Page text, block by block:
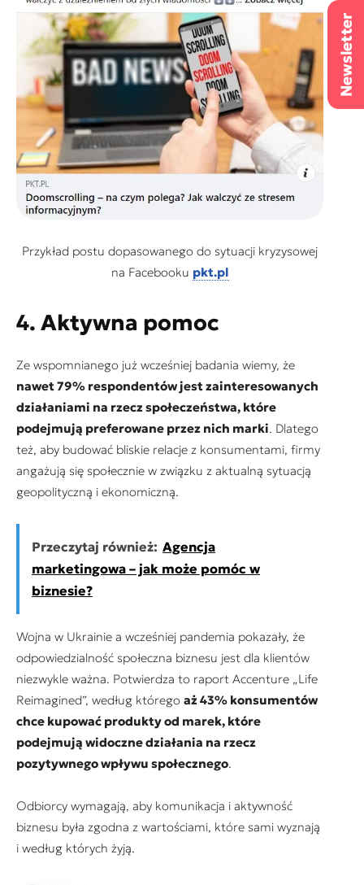
Przykład postu dopasowanego do sytuacji kryzysowej
na Facebooku pkt.pl
4. Aktywna pomoc
Ze wspomnianego już wcześniej badania wiemy, że
nawet 79% respondentów jest zainteresowanych
działaniami na rzecz społeczeństwa, które
podejmują preferowane przez nich marki. Dlatego
też, aby budować bliskie relacje z konsumentami, firmy
angażują się społecznie w związku z aktualną sytuacją
geopolityczną i ekonomiczną.
Przeczytaj również: Agencja
marketingowa – jak może pomóc w
biznesie?
Wojna w Ukrainie a wcześniej pandemia pokazały, że
odpowiedzialność społeczna biznesu jest dla klientów
niezwykle ważna. Potwierdza to raport Accenture „Life
Reimagined”, według którego aż 43% konsumentów
chce kupować produkty od marek, które
podejmują widoczne działania na rzecz
pozytywnego wpływu społecznego.
Odbiorcy wymagają, aby komunikacja i aktywność
biznesu była zgodna z wartościami, które sami wyznają
i według których żyją.